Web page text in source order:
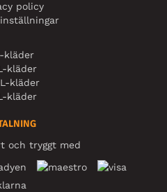
policy
kläder
kläder
kläder
kläder
och tryggt med